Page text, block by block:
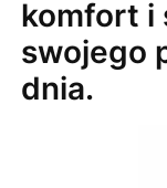
komfort i
swojego
dnia.